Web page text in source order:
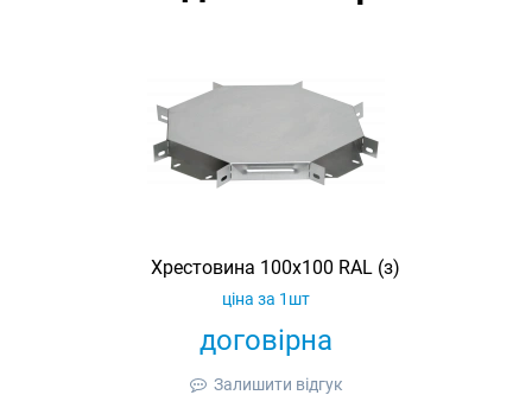
Хрестовина 100х100 RAL (з)
договірна
ціна за 1шт
Залишити відгук